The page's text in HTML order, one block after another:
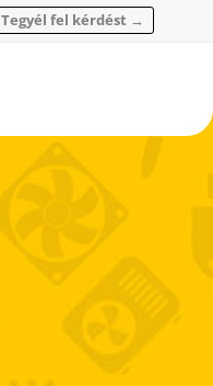
Tegyél fel kérdést →